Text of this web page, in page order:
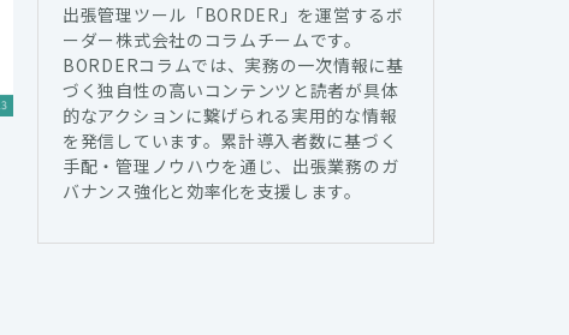
出張管理ツール「BORDER」を運営するボ
ーダー株式会社のコラムチームです。
BORDERコラムでは、実務の一次情報に基
づく独自性の高いコンテンツと読者が具体
的なアクションに繋げられる実用的な情報
を発信しています。累計導入者数に基づく
手配・管理ノウハウを通じ、出張業務のガ
バナンス強化と効率化を支援します。